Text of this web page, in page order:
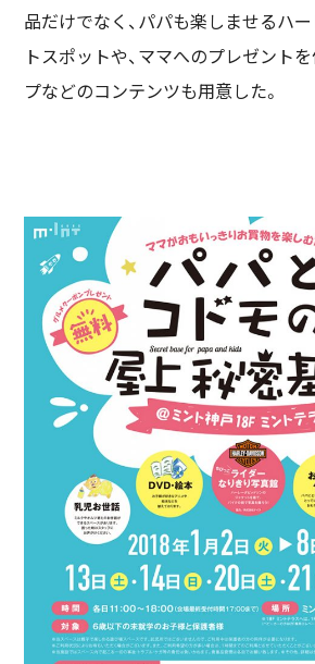
品だけでなく、パパも楽しませるハ
トスポットや、ママへのプレゼント
プなどのコンテンツも用意した。